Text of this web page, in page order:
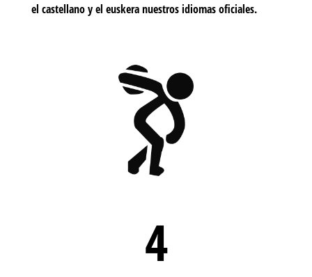
el castellano y el euskera nuestros idiomas oficiales.
4